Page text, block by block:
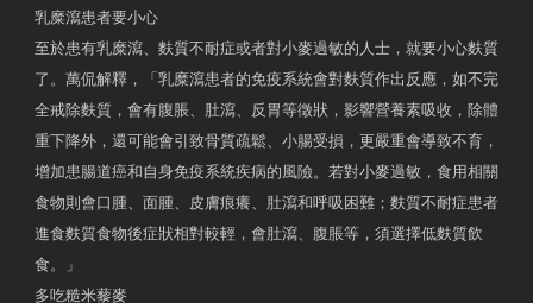
乳糜瀉患者要小心
至於患有乳糜瀉、麩質不耐症或者對小麥過敏的人士，就要小心麩質
了。萬侃解釋，「乳糜瀉患者的免疫系統會對麩質作出反應，如不完
全戒除麩質，會有腹脹、肚瀉、反胃等徵狀，影響營養素吸收，除體
重下降外，還可能會引致骨質疏鬆、小腸受損，更嚴重會導致不育，
增加患腸道癌和自身免疫系統疾病的風險。若對小麥過敏，食用相關
食物則會口腫、面腫、皮膚痕癢、肚瀉和呼吸困難；麩質不耐症患者
進食麩質食物後症狀相對較輕，會肚瀉、腹脹等，須選擇低麩質飲
食。」
多吃糙米藜麥